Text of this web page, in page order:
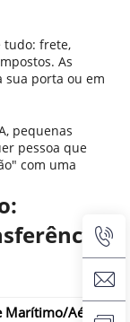
tudo: frete,
As
sua porta ou em
pequenas
pessoa que
com uma
Marítimo/Aéreo